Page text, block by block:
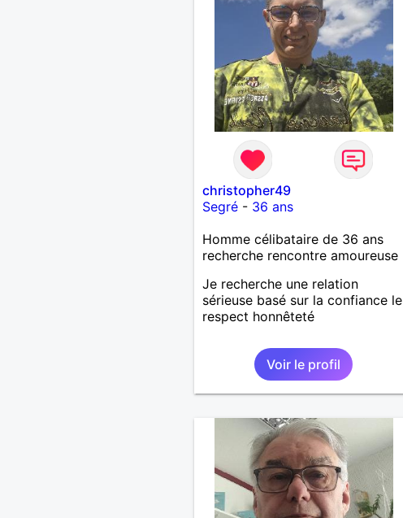
christopher49
Segré- 36 ans
Homme célibataire de 36 ans
recherche rencontre amoureuse
Je recherche une relation
sérieuse basé sur la confiance le
respect honnêteté
Voir le profil